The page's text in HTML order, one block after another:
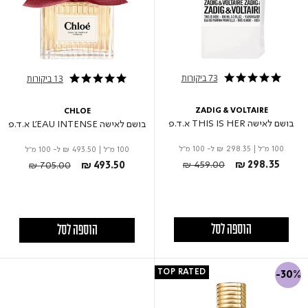
5.0 star rating 73 ביקורות
ZADIG & VOLTAIRE
בושם לאישה THIS IS HER א.ד.פ
100 מ"ל ₪ 298.35 ל- 100 מ"ל
₪ 298.35
Price reduced from
₪ 459.00to
הוספה לסל
5.0 star rating 13 ביקורות
CHLOE
בושם לאישה L’EAU INTENSE א.ד.פ
100 מ"ל ₪ 493.50 ל- 100 מ"ל
₪ 493.50
Price reduced from
₪ 705.00to
הוספה לסל
-30%
TOP RATED